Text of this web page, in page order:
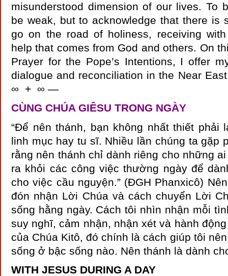
misunderstood dimension of our lives. To
be weak, but to acknowledge that there is
go on the road of holiness, receiving
help that comes from God and others. On
Prayer for the Pope’s Intentions, I offer
dialogue and reconciliation in the Near
∞ + ∞ —
CÙNG CHÚA GIÊSU TRONG NGÀY
“Để nên thánh, bạn không nhất thiết phải
linh mục hay tu sĩ. Nhiều lần chúng ta gặp
rằng nên thánh chỉ dành riêng cho những
ra khỏi các công việc thường ngày để
cho việc cầu nguyện.” (ĐGH Phanxicô)
đón nhận Lời Chúa và cách chuyển Lời
sống hằng ngày. Cách tôi nhìn nhận mỗi
suy nghĩ, cảm nhận, nhận xét và hành
của Chúa Kitô, đó chính là cách giúp tôi
sống ở bậc sống nào. Nên thánh là dành
WITH JESUS DURING A DAY